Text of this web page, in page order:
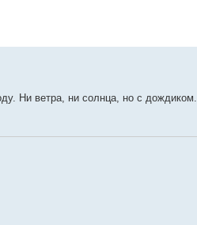
Ни ветра, ни солнца, но с дождиком.